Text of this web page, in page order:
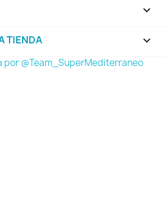

TIENDA keyboard_arrow_down
por @Team_SuperMediterraneo